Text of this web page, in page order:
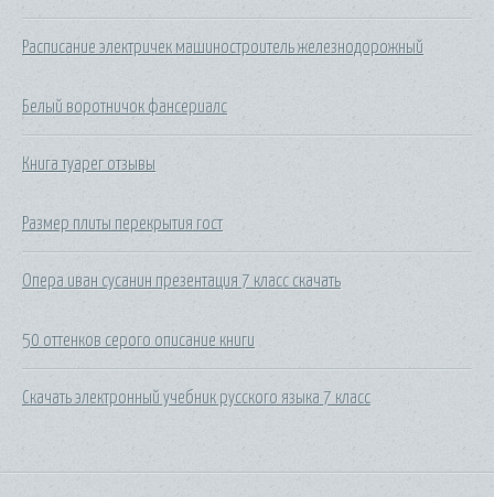
Расписание электричек машиностроитель железнодорожный
Белый воротничок фансериалс
Книга туарег отзывы
Размер плиты перекрытия гост
Опера иван сусанин презентация 7 класс скачать
50 оттенков серого описание книги
Скачать электронный учебник русского языка 7 класс